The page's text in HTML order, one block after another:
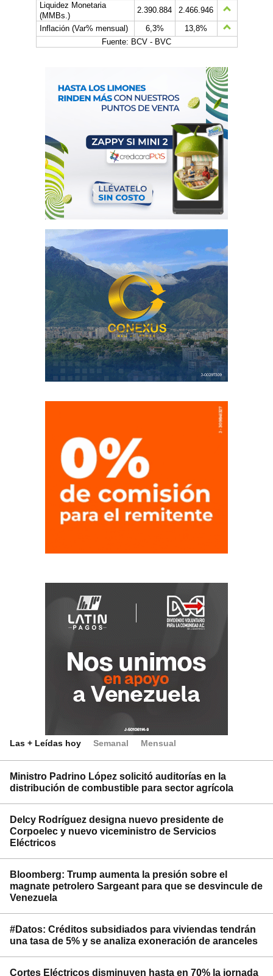
Liquidez Monetaria
(MMBs.)
2.390.884
2.466.946
Inflación (Var% mensual)
6,3%
13,8%
Fuente: BCV - BVC
Las + Leídas hoy Semanal Mensual
Ministro Padrino López solicitó auditorías en la
distribución de combustible para sector agrícola
Delcy Rodríguez designa nuevo presidente de
Corpoelec y nuevo viceministro de Servicios
Eléctricos
Bloomberg: Trump aumenta la presión sobre el
magnate petrolero Sargeant para que se desvincule de
Venezuela
#Datos: Créditos subsidiados para viviendas tendrán
una tasa de 5% y se analiza exoneración de aranceles
Cortes Eléctricos disminuyen hasta en 70% la jornada